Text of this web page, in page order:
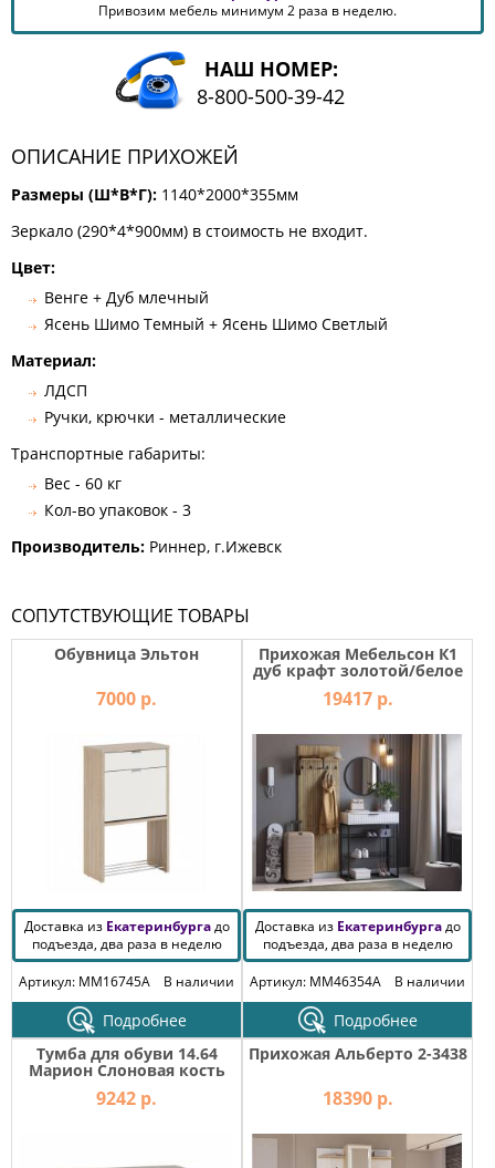
Привозим мебель минимум 2 раза в неделю.
НАШ НОМЕР:
8-800-500-39-42
ОПИСАНИЕ ПРИХОЖЕЙ
Размеры (Ш*В*Г): 1140*2000*355мм
Зеркало (290*4*900мм) в стоимость не входит.
Цвет:
Венге + Дуб млечный
Ясень Шимо Темный + Ясень Шимо Светлый
Материал:
ЛДСП
Ручки, крючки - металлические
Транспортные габариты:
Вес - 60 кг
Кол-во упаковок - 3
Производитель: Риннер, г.Ижевск
СОПУТСТВУЮЩИЕ ТОВАРЫ
Обувница Эльтон
7000 р.
Доставка из Екатеринбургадо
подъезда, два раза в неделю
Артикул: MM16745A
В наличии
Подробнее
Прихожая Мебельсон К1
дуб крафт золотой/белое
дерево
19417 р.
Доставка из Екатеринбургадо
подъезда, два раза в неделю
Артикул: MM46354A
В наличии
Подробнее
Тумба для обуви 14.64
Марион Слоновая кость
9242 р.
Прихожая Альберто 2-3438
18390 р.
КОМОДЫ
ЖУРНАЛЬНЫЕ
ТУАЛЕТНЫЕ
БАНКЕТКИ
ДИВАНЧИКИ
САДОВАЯ
МЕБЕЛЬ
ФАБРИКИ
МЕБЕЛИ